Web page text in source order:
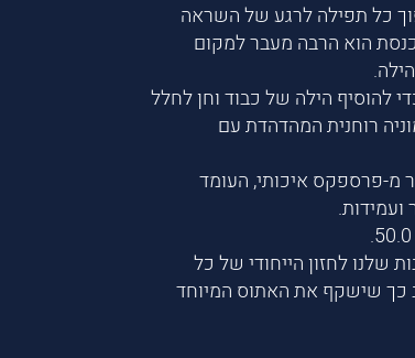
כל תפילה לרגע של השראה
הוא הרבה מעבר למקום
להוסיף הילה של כבוד וחן לחלל
רוחנית המהדהדת עם
מ-פרספקס איכותי, העומד
ועמידות.
לחזון הייחודי של כל
כך שישקף את האתוס המיוחד